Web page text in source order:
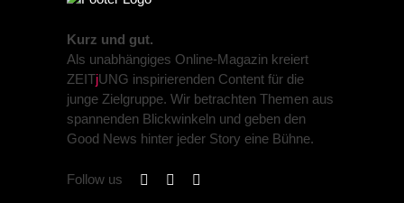
Kurz und gut.
Als unabhängiges Online-Magazin kreiert
ZEITjUNG inspirierenden Content für die
junge Zielgruppe. Wir betrachten Themen aus
spannenden Blickwinkeln und geben den
Good News hinter jeder Story eine Bühne.
Follow us